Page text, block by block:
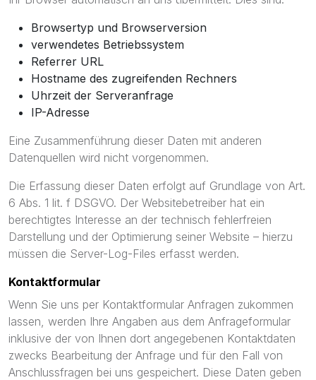
Browsertyp und Browserversion
verwendetes Betriebssystem
Referrer URL
Hostname des zugreifenden Rechners
Uhrzeit der Serveranfrage
IP-Adresse
Eine Zusammenführung dieser Daten mit anderen
Datenquellen wird nicht vorgenommen.
Die Erfassung dieser Daten erfolgt auf Grundlage von Art.
6 Abs. 1 lit. f DSGVO. Der Websitebetreiber hat ein
berechtigtes Interesse an der technisch fehlerfreien
Darstellung und der Optimierung seiner Website – hierzu
müssen die Server-Log-Files erfasst werden.
Kontaktformular
Wenn Sie uns per Kontaktformular Anfragen zukommen
lassen, werden Ihre Angaben aus dem Anfrageformular
inklusive der von Ihnen dort angegebenen Kontaktdaten
zwecks Bearbeitung der Anfrage und für den Fall von
Anschlussfragen bei uns gespeichert. Diese Daten geben